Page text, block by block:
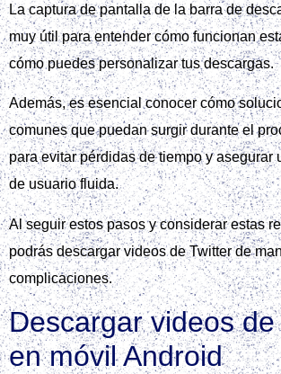
La captura de pantalla de la barra de
muy útil para entender cómo funcionan
cómo puedes personalizar tus descargas.
Además, es esencial conocer cómo
comunes que puedan surgir durante el
para evitar pérdidas de tiempo y asegurar
de usuario fluida.
Al seguir estos pasos y considerar estas
podrás descargar videos de Twitter de
complicaciones.
Descargar videos
en móvil Android